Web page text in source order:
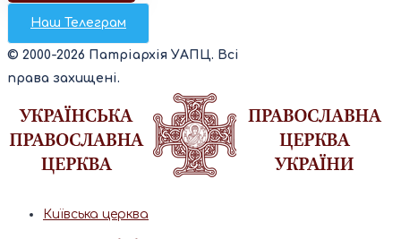
Наш Телеграм
© 2000-2026 Патріархія УАПЦ. Всі
права захищені.
Київська церква